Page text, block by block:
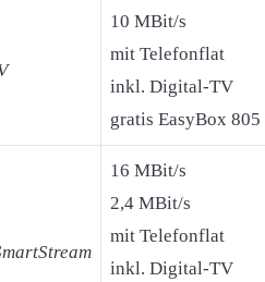
10 MBit/s
mit Telefonflat
inkl. Digital-TV
gratis EasyBox
16 MBit/s
2,4 MBit/s
mit Telefonflat
inkl. Digital-TV